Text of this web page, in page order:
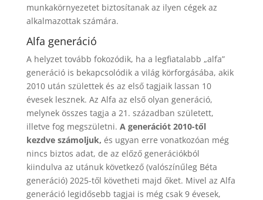
munkakörnyezetet biztosítanak az ilyen cégek az
alkalmazottak számára.
Alfa generáció
A helyzet tovább fokozódik, ha a legfiatalabb „alfa”
generáció is bekapcsolódik a világ körforgásába, akik
2010 után születtek és az első tagjaik lassan 10
évesek lesznek. Az Alfa az első olyan generáció,
melynek összes tagja a 21. században született,
illetve fog megszületni. A generációt 2010-től
kezdve számoljuk, és ugyan erre vonatkozóan még
nincs biztos adat, de az előző generációkból
kiindulva az utánuk következő (valószínűleg Béta
generáció) 2025-től követheti majd őket. Mivel az Alfa
generáció legidősebb tagjai is még csak 9 évesek,